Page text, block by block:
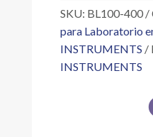
ELECTRODO
ADAPTADOR,
TUERCA
Y
SKU: BL100-400
para Laboratorio
INSTRUMENTS
INSTRUMENTS